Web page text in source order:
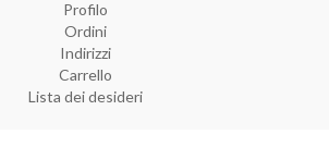
Profilo
Ordini
Indirizzi
Carrello
Lista dei desideri